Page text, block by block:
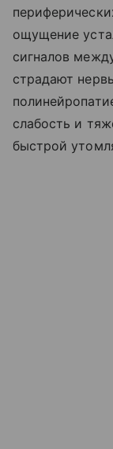
ощущение
сигналов
страдают
слабость и
быстрой